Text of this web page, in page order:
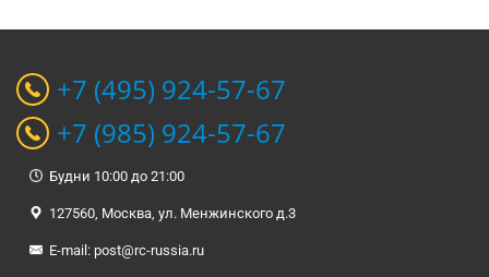
+7 (495) 924-57-67
+7 (985) 924-57-67
Будни 10:00 до 21:00
127560, Москва, ул. Менжинского д.3
E-mail: post@rc-russia.ru